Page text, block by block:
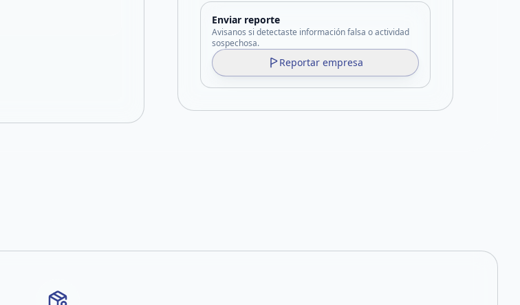
Enviar reporte
Avisanos si detectaste información falsa o actividad
sospechosa.
Reportar empresa